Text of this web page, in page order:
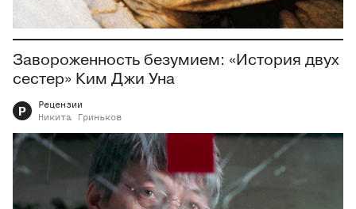
Завороженность безумием: «История двух
сестер» Ким Джи Уна
Р
Рецензии
Никита
Гриньков